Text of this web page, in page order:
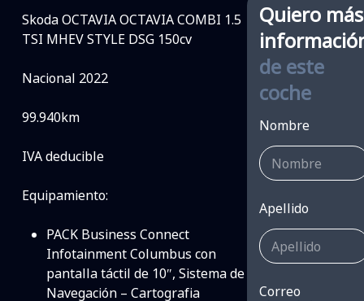
Skoda OCTAVIA OCTAVIA COMBI 1.5
TSI MHEV STYLE DSG 150cv
Nacional 2022
99.940km
IVA deducible
Equipamiento:
PACK Business Connect
Infotainment Columbus con
pantalla táctil de 10″, Sistema de
Navegación – Cartografia
Quiero más
de este
coche
N
m
b
e
T
e
l
é
o
Nombre
Apellido
Correo